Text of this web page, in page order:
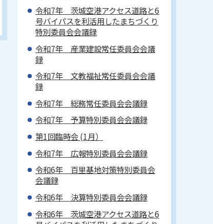
令和7年 茨城空港アクセス道路と6
号バイパスを利活用したまちづくり
特別委員会会議録
令和7年 産業建設常任委員会会議
録
令和7年 文教福祉常任委員会会議
録
令和7年 総務常任委員会会議録
令和7年 予算特別委員会会議録
第1回臨時会 (1月）
令和7年 広報特別委員会会議録
令和6年 百里基地対策特別委員会
会議録
令和6年 決算特別委員会会議録
令和6年 茨城空港アクセス道路と6